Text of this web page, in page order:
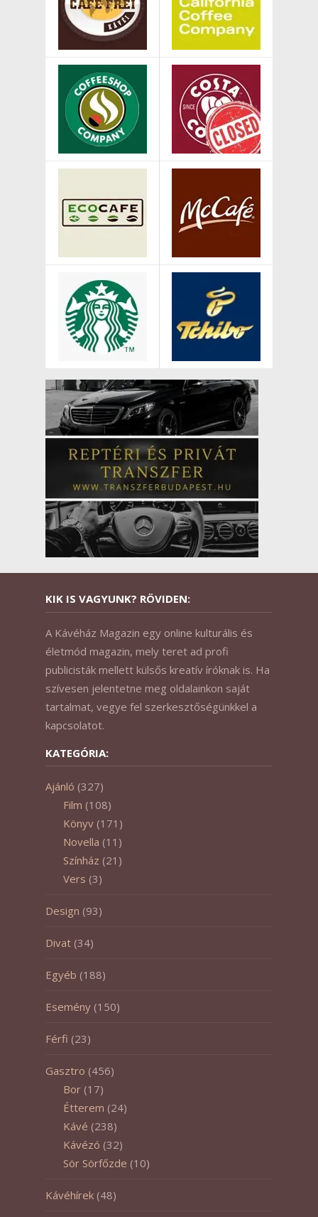
KIK IS VAGYUNK? RÖVIDEN:
A Kávéház Magazin egy online kulturális és
életmód magazin, mely teret ad profi
publicisták mellett külsős kreatív íróknak is. Ha
szívesen jelentetne meg oldalainkon saját
tartalmat, vegye fel szerkesztőségünkkel a
kapcsolatot.
KATEGÓRIA:
Ajánló (327)
Film (108)
Könyv (171)
Novella (11)
Színház (21)
Vers (3)
Design (93)
Divat (34)
Egyéb (188)
Esemény (150)
Férfi (23)
Gasztro (456)
Bor (17)
Étterem (24)
Kávé (238)
Kávézó (32)
Sör Sörfőzde (10)
Kávéhírek (48)